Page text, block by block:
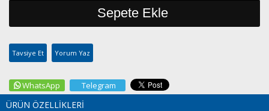
Tavsiye Et Yorum Yaz
WhatsApp Telegram
ÜRÜN ÖZELLIKLERI